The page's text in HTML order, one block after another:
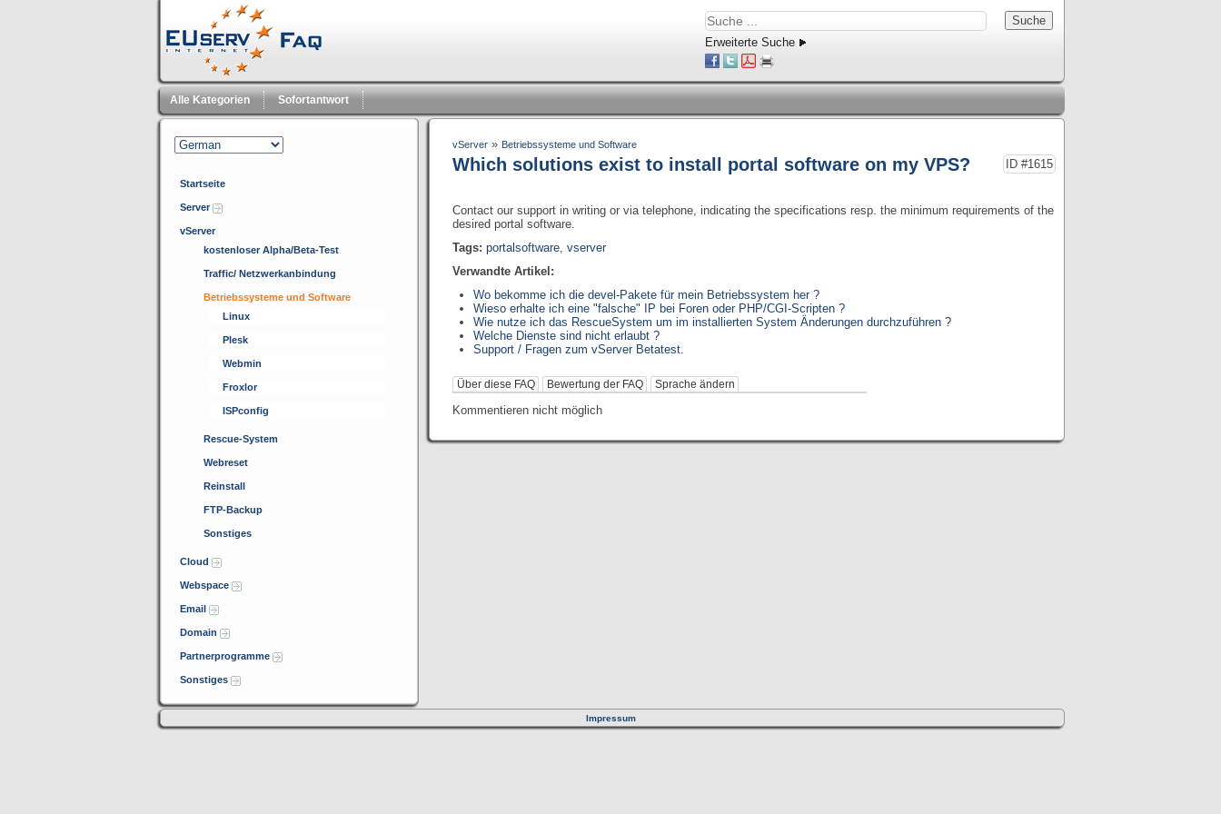
Erweiterte Suche
Alle Kategorien Sofortantwort
Startseite
Server
vServer
kostenloser Alpha/Beta-Test
Traffic/ Netzwerkanbindung
Betriebssysteme und Software
Linux
Plesk
Webmin
Froxlor
ISPconfig
Rescue-System
Webreset
Reinstall
FTP-Backup
Sonstiges
Cloud
Webspace
Email
Domain
Partnerprogramme
Sonstiges
vServer » Betriebssysteme und Software
ID #1615
Which solutions exist to install portal software on my VPS?
Contact our support in writing or via telephone, indicating the specifications resp. the minimum requirements of the
desired portal software.
Tags: portalsoftware, vserver
Verwandte Artikel:
Wo bekomme ich die devel-Pakete für mein Betriebssystem her ?
Wieso erhalte ich eine "falsche" IP bei Foren oder PHP/CGI-Scripten ?
Wie nutze ich das RescueSystem um im installierten System Änderungen durchzuführen ?
Welche Dienste sind nicht erlaubt ?
Support / Fragen zum vServer Betatest.
Über diese FAQ Bewertung der FAQ Sprache ändern
Kommentieren nicht möglich
Impressum